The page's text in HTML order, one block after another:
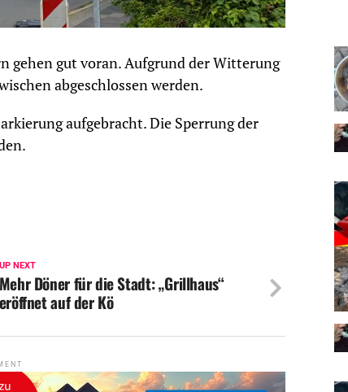
gehen gut voran. Aufgrund der Witterung
abgeschlossen werden.
aufgebracht. Die Sperrung der
UP NEXT
Mehr Döner für die Stadt: „Grillhaus“
eröffnet auf der Kö